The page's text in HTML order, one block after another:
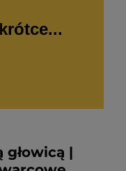
głowicą |